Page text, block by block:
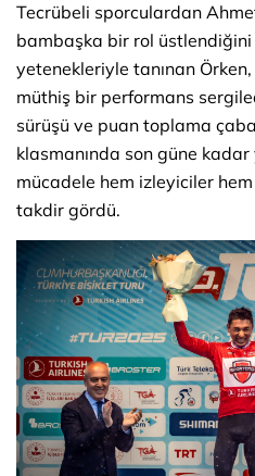
Tecrübeli sporculardan
bambaşka bir rol
yetenekleriyle tanınan
müthiş bir performans
sürüşü ve puan toplama
klasmanında son güne kadar
mücadele hem izleyiciler
takdir gördü.